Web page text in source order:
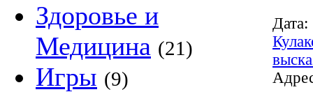
Здоровье и
Медицина (21)
Игры (9)
Дата: